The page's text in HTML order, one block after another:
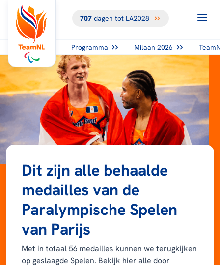
707dagen tot LA2028
Programma Milaan 2026
Dit zijn alle behaalde
medailles van de
Paralympische Spelen
van Parijs
Met in totaal 56 medailles kunnen we terugkijken
op geslaagde Spelen. Bekijk hier alle door